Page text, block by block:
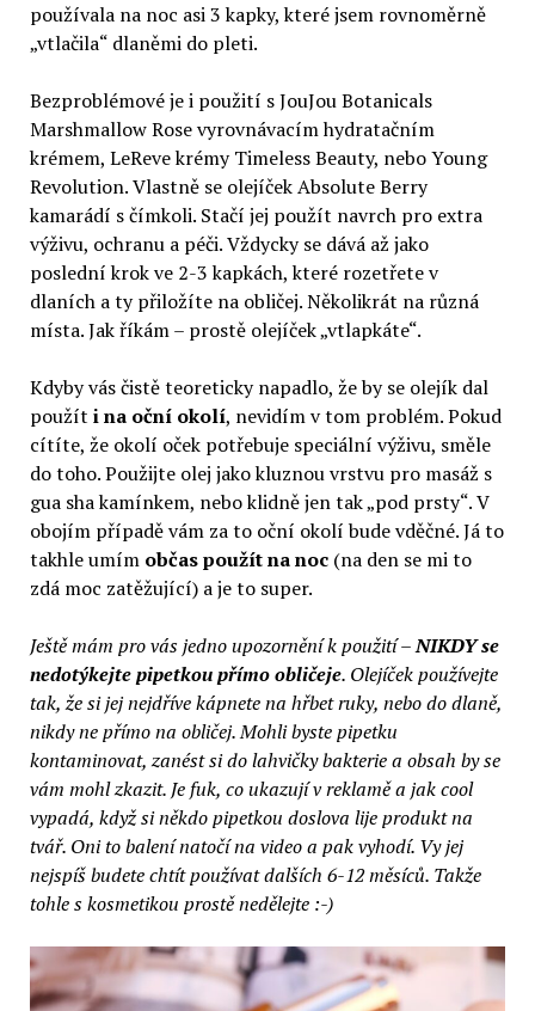
používala na noc asi 3 kapky, které jsem rovnoměrně
„vtlačila“ dlaněmi do pleti.
Bezproblémové je i použití s JouJou Botanicals
Marshmallow Rose vyrovnávacím hydratačním
krémem, LeReve krémy Timeless Beauty, nebo Young
Revolution. Vlastně se olejíček Absolute Berry
kamarádí s čímkoli. Stačí jej použít navrch pro extra
výživu, ochranu a péči. Vždycky se dává až jako
poslední krok ve 2-3 kapkách, které rozetřete v
dlaních a ty přiložíte na obličej. Několikrát na různá
místa. Jak říkám – prostě olejíček „vtlapkáte“.
Kdyby vás čistě teoreticky napadlo, že by se olejík dal
použít i na oční okolí, nevidím v tom problém. Pokud
cítíte, že okolí oček potřebuje speciální výživu, směle
do toho. Použijte olej jako kluznou vrstvu pro masáž s
gua sha kamínkem, nebo klidně jen tak „pod prsty“. V
obojím případě vám za to oční okolí bude vděčné. Já to
takhle umím občas použít na noc(na den se mi to
zdá moc zatěžující) a je to super.
Ještě mám pro vás jedno upozornění k použití –NIKDY se
nedotýkejte pipetkou přímo obličeje. Olejíček používejte
tak, že si jej nejdříve kápnete na hřbet ruky, nebo do dlaně,
nikdy ne přímo na obličej. Mohli byste pipetku
kontaminovat, zanést si do lahvičky bakterie a obsah by se
vám mohl zkazit. Je fuk, co ukazují v reklamě a jak cool
vypadá, když si někdo pipetkou doslova lije produkt na
tvář. Oni to balení natočí na video a pak vyhodí. Vy jej
nejspíš budete chtít používat dalších 6-12 měsíců. Takže
tohle s kosmetikou prostě nedělejte :-)